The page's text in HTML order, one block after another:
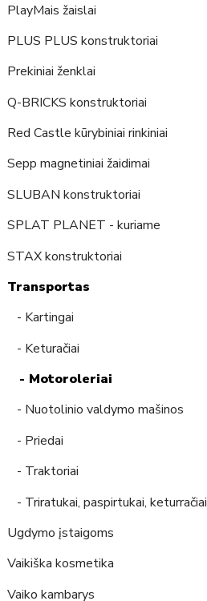
PlayMais žaislai
PLUS PLUS konstruktoriai
Prekiniai ženklai
Q-BRICKS konstruktoriai
Red Castle kūrybiniai rinkiniai
Sepp magnetiniai žaidimai
SLUBAN konstruktoriai
SPLAT PLANET - kuriame
STAX konstruktoriai
Transportas
- Kartingai
- Keturačiai
- Motoroleriai
- Nuotolinio valdymo mašinos
- Priedai
- Traktoriai
- Triratukai, paspirtukai, keturračiai
Ugdymo įstaigoms
Vaikiška kosmetika
Vaiko kambarys